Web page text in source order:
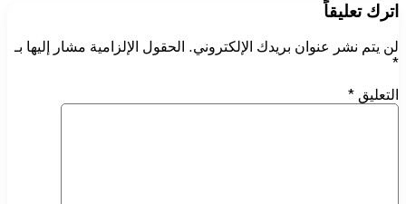
اترك تعليقاً
لن يتم نشر عنوان بريدك الإلكتروني. الحقول الإلزامية مشار إليها بـ
*
التعليق *